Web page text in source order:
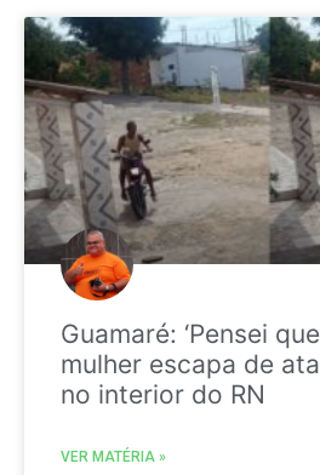
Guamaré: ‘Pensei
mulher escapa de
no interior do RN
VER MATÉRIA »